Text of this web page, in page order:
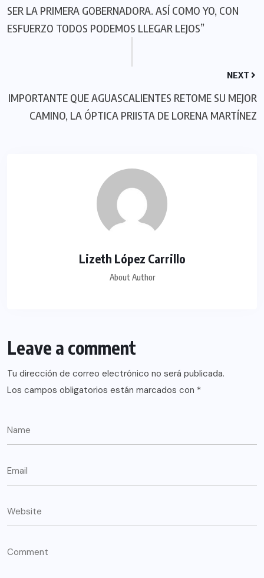
SER LA PRIMERA GOBERNADORA. ASÍ COMO YO, CON
ESFUERZO TODOS PODEMOS LLEGAR LEJOS”
NEXT
IMPORTANTE QUE AGUASCALIENTES RETOME SU MEJOR
CAMINO, LA ÓPTICA PRIISTA DE LORENA MARTÍNEZ
Lizeth López Carrillo
About Author
Leave a comment
Tu dirección de correo electrónico no será publicada.
Los campos obligatorios están marcados con *